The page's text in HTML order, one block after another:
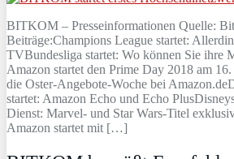
BITKOM – Presseinformationen Quelle:
Beiträge:Champions League startet:
TVBundesliga startet: Wo können Sie ihre
Amazon startet den Prime Day 2018 am
die Oster-Angebote-Woche bei
startet: Amazon Echo und Echo
Dienst: Marvel- und Star Wars-Titel
Amazon startet mit […]